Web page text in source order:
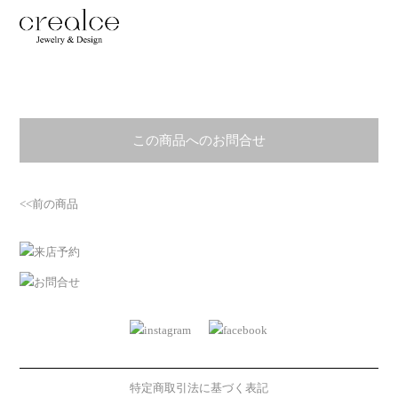
この商品へのお問合せ
<<前の商品
特定商取引法に基づく表記